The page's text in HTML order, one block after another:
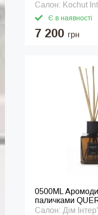
Салон: Kochut
Є в наявності
7 200 грн
0500ML
паличками
Салон: Дім